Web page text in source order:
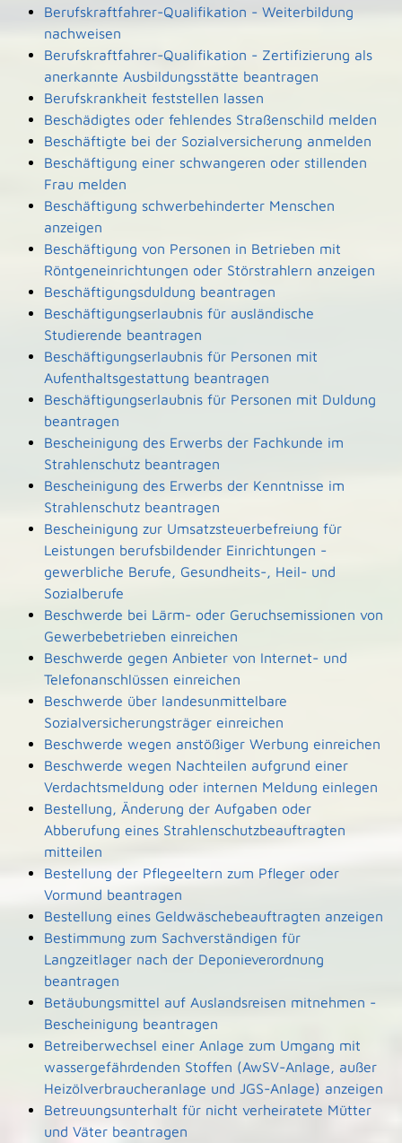
Berufskraftfahrer-Qualifikation - Weiterbildung
nachweisen
Berufskraftfahrer-Qualifikation - Zertifizierung als
anerkannte Ausbildungsstätte beantragen
Berufskrankheit feststellen lassen
Beschädigtes oder fehlendes Straßenschild melden
Beschäftigte bei der Sozialversicherung anmelden
Beschäftigung einer schwangeren oder stillenden
Frau melden
Beschäftigung schwerbehinderter Menschen
anzeigen
Beschäftigung von Personen in Betrieben mit
Röntgeneinrichtungen oder Störstrahlern anzeigen
Beschäftigungsduldung beantragen
Beschäftigungserlaubnis für ausländische
Studierende beantragen
Beschäftigungserlaubnis für Personen mit
Aufenthaltsgestattung beantragen
Beschäftigungserlaubnis für Personen mit Duldung
beantragen
Bescheinigung des Erwerbs der Fachkunde im
Strahlenschutz beantragen
Bescheinigung des Erwerbs der Kenntnisse im
Strahlenschutz beantragen
Bescheinigung zur Umsatzsteuerbefreiung für
Leistungen berufsbildender Einrichtungen -
gewerbliche Berufe, Gesundheits-, Heil- und
Sozialberufe
Beschwerde bei Lärm- oder Geruchsemissionen von
Gewerbebetrieben einreichen
Beschwerde gegen Anbieter von Internet- und
Telefonanschlüssen einreichen
Beschwerde über landesunmittelbare
Sozialversicherungsträger einreichen
Beschwerde wegen anstößiger Werbung einreichen
Beschwerde wegen Nachteilen aufgrund einer
Verdachtsmeldung oder internen Meldung einlegen
Bestellung, Änderung der Aufgaben oder
Abberufung eines Strahlenschutzbeauftragten
mitteilen
Bestellung der Pflegeeltern zum Pfleger oder
Vormund beantragen
Bestellung eines Geldwäschebeauftragten anzeigen
Bestimmung zum Sachverständigen für
Langzeitlager nach der Deponieverordnung
beantragen
Betäubungsmittel auf Auslandsreisen mitnehmen -
Bescheinigung beantragen
Betreiberwechsel einer Anlage zum Umgang mit
wassergefährdenden Stoffen (AwSV-Anlage, außer
Heizölverbraucheranlage und JGS-Anlage) anzeigen
Betreuungsunterhalt für nicht verheiratete Mütter
und Väter beantragen